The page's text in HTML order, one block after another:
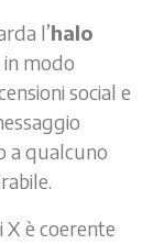
l’halo
modo
social e
a qualcuno
è coerente